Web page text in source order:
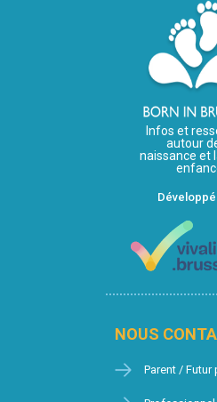
Infos et
autour
naissance et
NOUS
Parent / Futur